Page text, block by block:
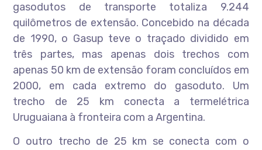
gasodutos de transporte totaliza 9.244
quilômetros de extensão. Concebido na década
de 1990, o Gasup teve o traçado dividido em
três partes, mas apenas dois trechos com
apenas 50 km de extensão foram concluídos em
2000, em cada extremo do gasoduto. Um
trecho de 25 km conecta a termelétrica
Uruguaiana à fronteira com a Argentina.
O outro trecho de 25 km se conecta com o